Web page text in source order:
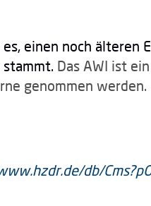
einen noch älteren
Das AWI ist
genommen werden.
db/